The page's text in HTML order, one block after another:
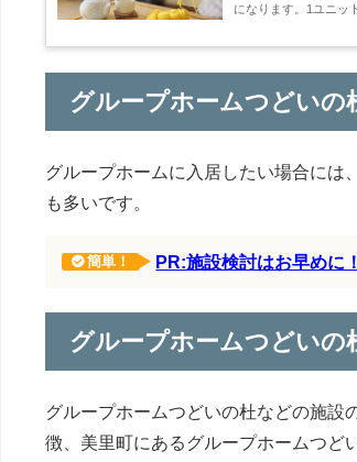
になります。1ユニット
グループホームつどいの
グループホームに入居したい場合には
も多いです。
簡単！ PR:施設検討はお早めに
グループホームつどいの
グループホームつどいの杜などの施設
徴、美里町にあるグループホームつど